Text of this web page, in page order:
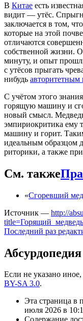
В Китае есть
видит — утёс.
заключается в том,
которые на этой
отличаются
собственной жизни.
минуту, и опыт
с утёсов прыгать
нибудь авторитетным
С учётом этого
горящую машину и
новый смысл.
эмпириокритика ему
машину и горит.
идеальным образцом
риторики, а также
См. также
«Сгоревший
Источник — http://
Последний раз
Абсурдопедия
Если не указано
BY-SA 3.0.
Эта страница в
июля 2026 в